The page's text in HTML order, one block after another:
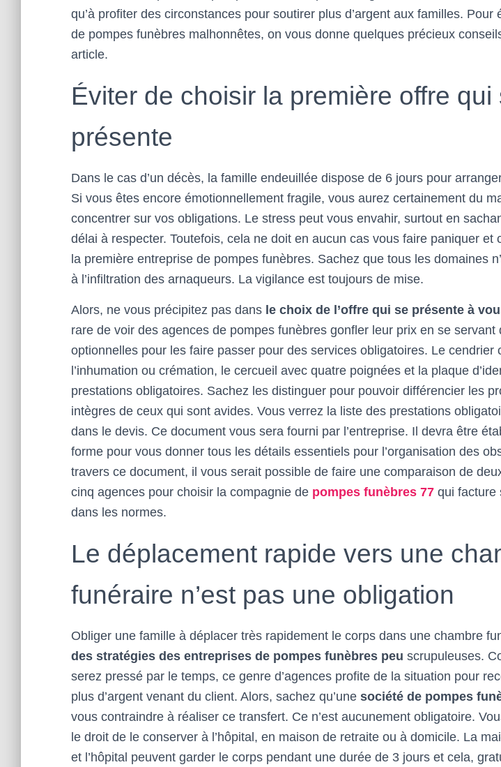
qu’à profiter des circonstances pour soutirer plus d’argent aux familles. Pour
de pompes funèbres malhonnêtes, on vous donne quelques précieux
article.
Éviter de choisir la première offre qui
présente
Dans le cas d’un décès, la famille endeuillée dispose de 6 jours pour
Si vous êtes encore émotionnellement fragile, vous aurez certainement du
concentrer sur vos obligations. Le stress peut vous envahir, surtout en
délai à respecter. Toutefois, cela ne doit en aucun cas vous faire paniquer et
la première entreprise de pompes funèbres. Sachez que tous les domaines
à l’infiltration des arnaqueurs. La vigilance est toujours de mise.
Alors, ne vous précipitez pas dans le choix de l’offre qui se présente à
rare de voir des agences de pompes funèbres gonfler leur prix en se servant
optionnelles pour les faire passer pour des services obligatoires. Le cendrier
l’inhumation ou crémation, le cercueil avec quatre poignées et la plaque
prestations obligatoires. Sachez les distinguer pour pouvoir différencier les
intègres de ceux qui sont avides. Vous verrez la liste des prestations
dans le devis. Ce document vous sera fourni par l’entreprise. Il devra être
forme pour vous donner tous les détails essentiels pour l’organisation des
travers ce document, il vous serait possible de faire une comparaison de
cinq agences pour choisir la compagnie de pompes funèbres 77 qui facture
dans les normes.
Le déplacement rapide vers une
funéraire n’est pas une obligation
Obliger une famille à déplacer très rapidement le corps dans une chambre
des stratégies des entreprises de pompes funèbres peu scrupuleuses.
serez pressé par le temps, ce genre d’agences profite de la situation pour
plus d’argent venant du client. Alors, sachez qu’une société de pompes
vous contraindre à réaliser ce transfert. Ce n’est aucunement obligatoire.
le droit de le conserver à l’hôpital, en maison de retraite ou à domicile. La
et l’hôpital peuvent garder le corps pendant une durée de 3 jours et cela,